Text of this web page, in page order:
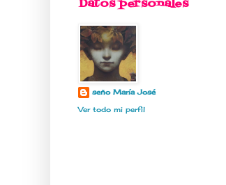
Datos personales
seño María José
Ver todo mi perfil